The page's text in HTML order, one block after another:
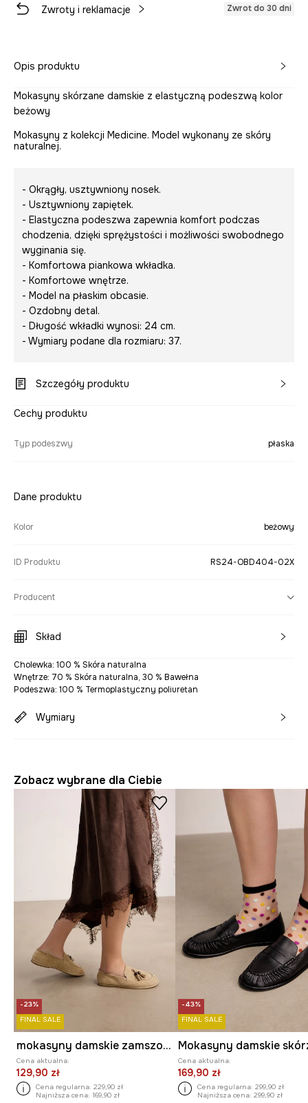
Zwroty i reklamacje Zwrot do 30 dni
Opis produktu
Mokasyny skórzane damskie z elastyczną podeszwą kolor
beżowy
Mokasyny z kolekcji Medicine. Model wykonany ze skóry
naturalnej.
- Okrągły, usztywniony nosek.
- Usztywniony zapiętek.
- Elastyczna podeszwa zapewnia komfort podczas
chodzenia, dzięki sprężystości i możliwości swobodnego
wyginania się.
- Komfortowa piankowa wkładka.
- Komfortowe wnętrze.
- Model na płaskim obcasie.
- Ozdobny detal.
- Długość wkładki wynosi: 24 cm.
- Wymiary podane dla rozmiaru: 37.
Szczegóły produktu
Cechy produktu
Typ podeszwy płaska
Dane produktu
Kolor beżowy
ID Produktu RS24-OBD404-02X
Producent
Skład
Cholewka: 100 % Skóra naturalna
Wnętrze: 70 % Skóra naturalna, 30 % Bawełna
Podeszwa: 100 % Termoplastyczny poliuretan
Wymiary
Zobacz wybrane dla Ciebie
-23%
FINAL SALE
mokasyny damskie zamszowe
Cena aktualna:
129,90 zł
Cena regularna: 229,90 zł
Najniższa cena: 169,90 zł
-43%
FINAL SALE
Mokasyny damskie
Cena aktualna:
169,90 zł
Cena regularna: 299,90 zł
Najniższa cena: 299,90 zł